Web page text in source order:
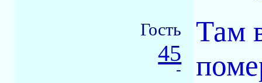
Гость
45
-
Там